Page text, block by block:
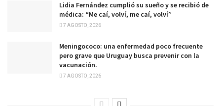
Lidia Fernández cumplió su sueño y se recibió de
médica: “Me caí, volví, me caí, volví”
7 AGOSTO, 2026
Meningococo: una enfermedad poco frecuente
pero grave que Uruguay busca prevenir con la
vacunación.
7 AGOSTO, 2026